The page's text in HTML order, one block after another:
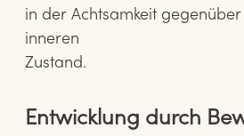
in der Achtsamkeit
inneren
Zustand.
Entwicklung durch